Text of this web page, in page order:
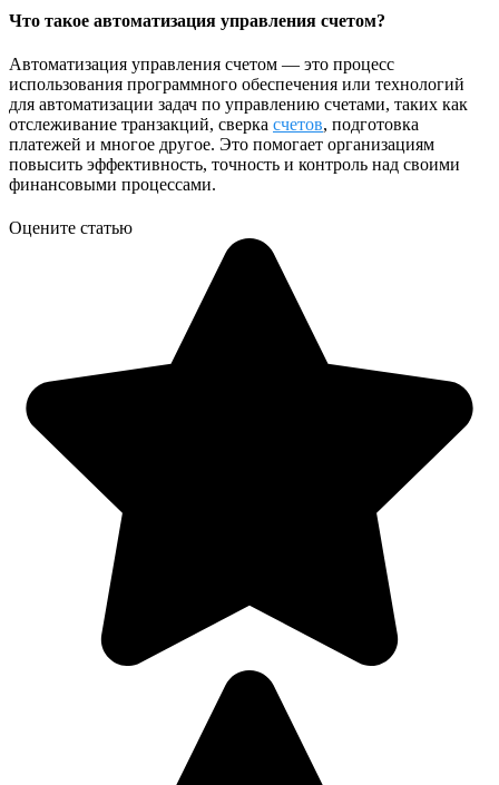
Что такое автоматизация управления счетом?
Автоматизация управления счетом — это процесс
использования программного обеспечения или технологий
для автоматизации задач по управлению счетами, таких как
отслеживание транзакций, сверка счетов, подготовка
платежей и многое другое. Это помогает организациям
повысить эффективность, точность и контроль над своими
финансовыми процессами.
Оцените статью